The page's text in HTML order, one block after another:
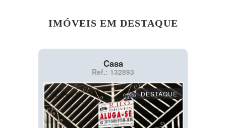
IMÓVEIS EM DESTAQUE
Casa
Ref.: 132893
DESTAQUE